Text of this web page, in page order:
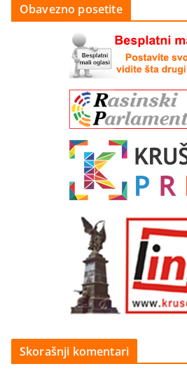
Obavezno posetite
Skorašnji komentari